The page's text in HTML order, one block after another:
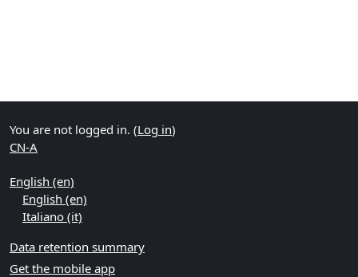
You are not logged in. (Log in)
CN-A
English ‎(en)‎
English ‎(en)‎
Italiano ‎(it)‎
Data retention summary
Get the mobile app